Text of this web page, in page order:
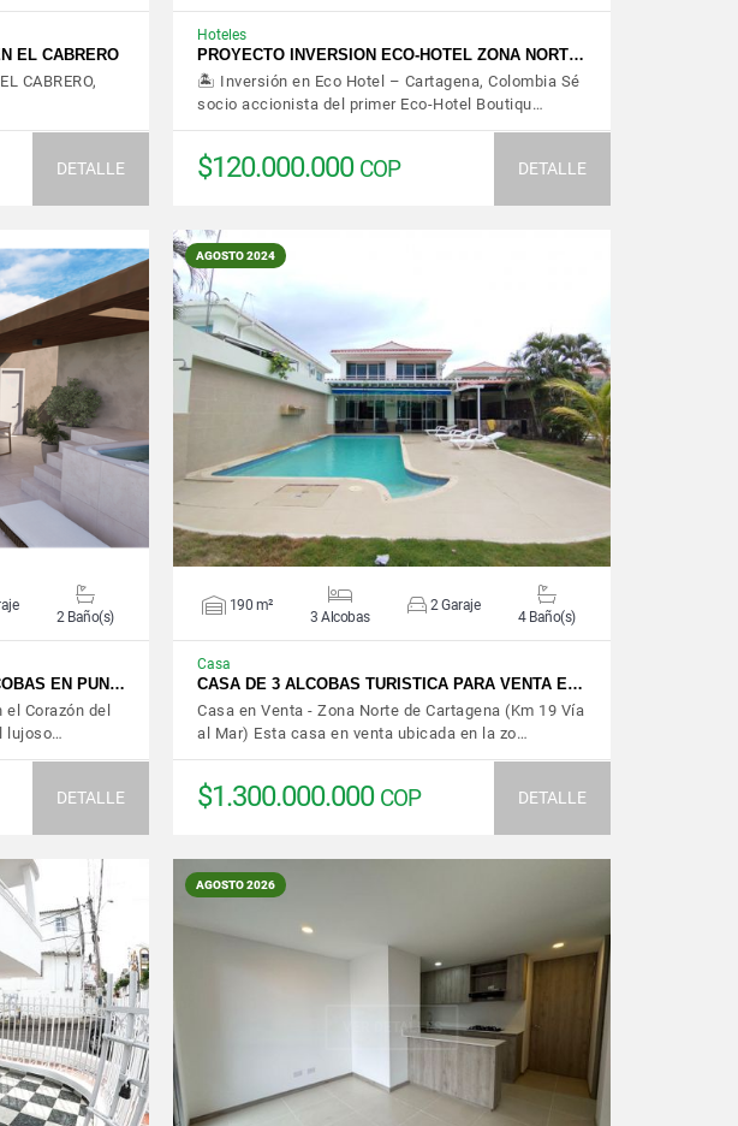
EL CABRERO
CABRERO,
DETALLE
Hoteles
PROYECTO INVERSION ECO-HOTEL ZONA NORT…
🏝️ Inversión en Eco Hotel – Cartagena, Colombia Sé
socio accionista del primer Eco-Hotel Boutiqu…
$120.000.000 COP DETALLE
2 Baño(s)
EN PUN…
Corazón del
lujoso…
DETALLE
AGOSTO 2024
VER DETALLES
190 m²
3 Alcobas
2 Garaje
4 Baño(s)
Casa
CASA DE 3 ALCOBAS TURISTICA PARA VENTA E…
Casa en Venta - Zona Norte de Cartagena (Km 19 Vía
al Mar) Esta casa en venta ubicada en la zo…
$1.300.000.000 COP DETALLE
AGOSTO 2026
VER DETALLES